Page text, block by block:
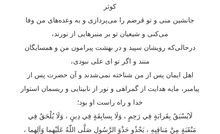
کوثر
جانشین منی و تو قرضم را می‌پردازی و به وعده‌های من وفا
می‌کنی و شیعیان تو بر منبرهایی از نورند،
درحالی‌که رویشان سپید و در بهشت پیرامون من و همسایگان
منند و اگر تو ای علی نبودی،
اهل ایمان پس از من شناخته نمی‌شدند و آن حضرت پس از
پیامبر، مایه هدایت از گمراهی و نور از نابینایی و ریسمان استوار
خدا و راه راست او بود؛
لَايُسْبَقُ بِقَرابَةٍ فِي رَحِمٍ ، وَلَا بِسابِقَةٍ فِي دِينٍ ، وَلَا يُلْحَقُ فِي
مَنْقَبَةٍ مِنْ مَناقِبِهِ ، يَحْذُو حَذْوَ الرَّسُولِ صَلَّى اللّٰهُ عَلَيْهِما وَآلِهِما ،